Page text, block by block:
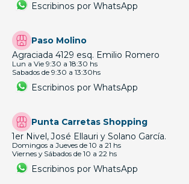
Escribinos por WhatsApp
Paso Molino
Agraciada 4129 esq. Emilio Romero
Lun a Vie 9:30 a 18:30 hs
Sabados de 9:30 a 13:30hs
Escribinos por WhatsApp
Punta Carretas Shopping
1er Nivel, José Ellauri y Solano García.
Domingos a Jueves de 10 a 21 hs
Viernes y Sábados de 10 a 22 hs
Escribinos por WhatsApp